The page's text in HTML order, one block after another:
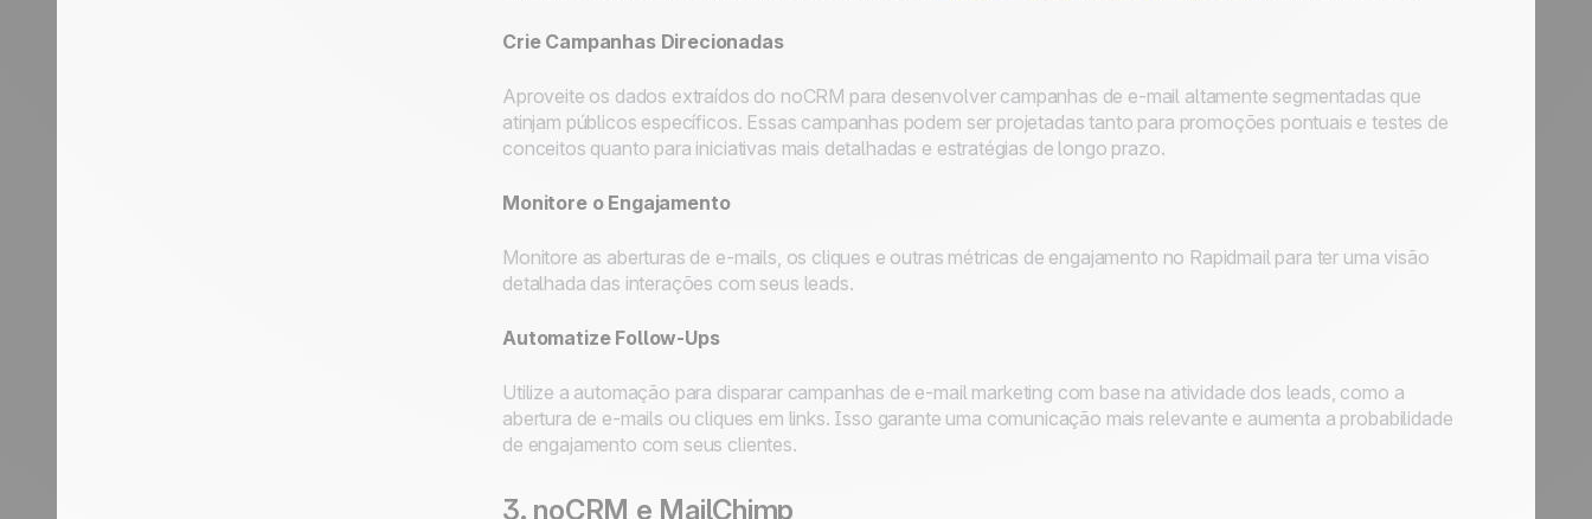
Crie Campanhas Direcionadas
Aproveite os dados extraídos do noCRM para desenvolver campanhas de e-mail altamente segmentadas que
atinjam públicos específicos. Essas campanhas podem ser projetadas tanto para promoções pontuais e testes de
conceitos quanto para iniciativas mais detalhadas e estratégias de longo prazo.
Monitore o Engajamento
Monitore as aberturas de e-mails, os cliques e outras métricas de engajamento no Rapidmail para ter uma visão
detalhada das interações com seus leads.
Automatize Follow-Ups
Utilize a automação para disparar campanhas de e-mail marketing com base na atividade dos leads, como a
abertura de e-mails ou cliques em links. Isso garante uma comunicação mais relevante e aumenta a probabilidade
de engajamento com seus clientes.
3. noCRM e MailChimp